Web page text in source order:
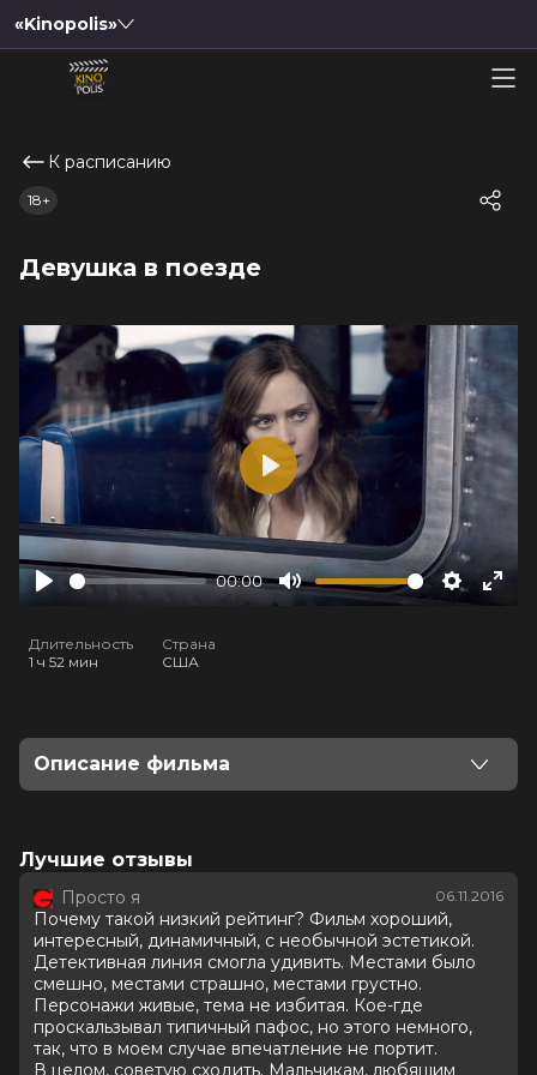
«Kinopolis»
К расписанию
Девушка в поезде
18+
00:00
Settings
Play
Длительность
1 ч 52 мин
Страна
США
Описание фильма
девушке возможность наблюдать за парой,
Джейсон, Рейчел считает их «безупречной» парой, у
которой есть всё: счастье, любовь, благополучие.
Однажды, проезжая, она замечает, что во дворе
дома, где живут супруги, происходит что-то странное
и загадочное, это приводит её в шок. На следующий
день Джесс исчезает. Рейчел решает для себя, что
только она сможет разгадать тайну исчезновения. Но
Лучшие отзывы
Просто я 06.11.2016
Почему такой низкий рейтинг? Фильм хороший,
интересный, динамичный, с необычной эстетикой.
Детективная линия смогла удивить. Местами было
смешно, местами страшно, местами грустно.
Персонажи живые, тема не избитая. Кое-где
проскальзывал типичный пафос, но этого немного,
так, что в моем случае впечатление не портит.
В целом, советую сходить. Мальчикам, любящим